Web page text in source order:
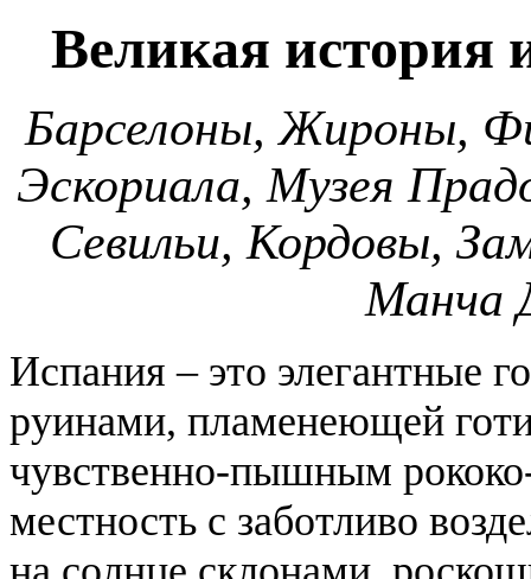
Великая история
Барселоны, Жироны,
Эскориала, Музея
Севильи, Кордовы,
Манча
Испания – это элегантные
руинами, пламенеющей
чувственно-пышным
местность с заботливо